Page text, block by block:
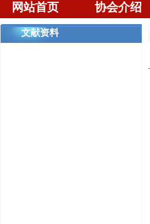
网站首页 协会介绍
文献资料